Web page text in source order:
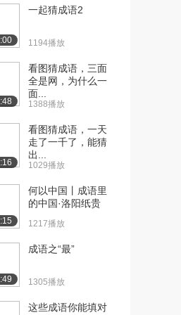
一起猜成语2
1194播放
看图猜成语，三面
全是网，为什么一
面...
1388播放
看图猜成语，一天
走了一千了，能猜
出...
1029播放
何以中国丨成语里
的中国·洛阳纸贵
1217播放
成语之“最”
1305播放
这些成语你能填对